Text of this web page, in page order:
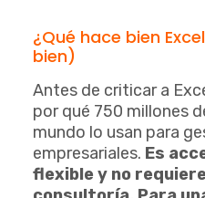
¿Qué hace bien
bien)
Antes de criticar a
por qué 750 millones
mundo lo usan para
empresariales. Es
flexible y no